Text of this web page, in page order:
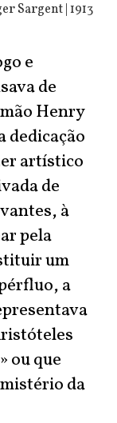
Sargent | 1913
e
de
Henry
dedicação
artístico
de
à
pela
um
a
ou que
da